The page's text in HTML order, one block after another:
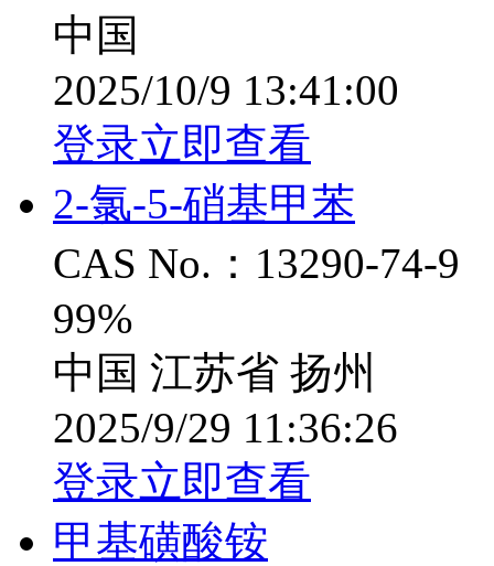
中国
2025/10/9 13:41:00
登录立即查看
2-氯-5-硝基甲苯
CAS No.：13290-74-9
99%
中国 江苏省 扬州
2025/9/29 11:36:26
登录立即查看
甲基磺酸铵